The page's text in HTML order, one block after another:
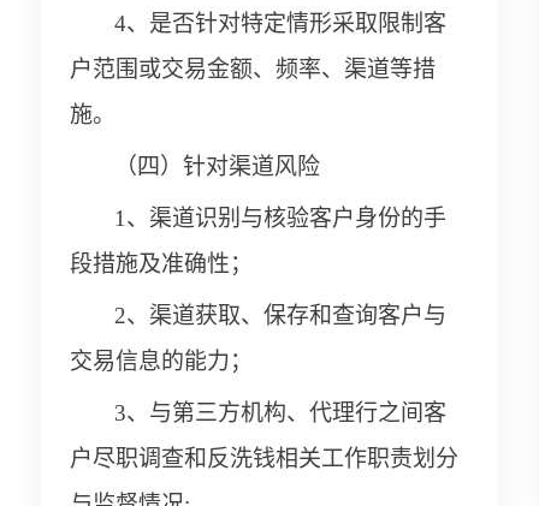
4、是否针对特定情形采取限制客
户范围或交易金额、频率、渠道等措
施。
（四）针对渠道风险
1、渠道识别与核验客户身份的手
段措施及准确性；
2、渠道获取、保存和查询客户与
交易信息的能力；
3、与第三方机构、代理行之间客
户尽职调查和反洗钱相关工作职责划分